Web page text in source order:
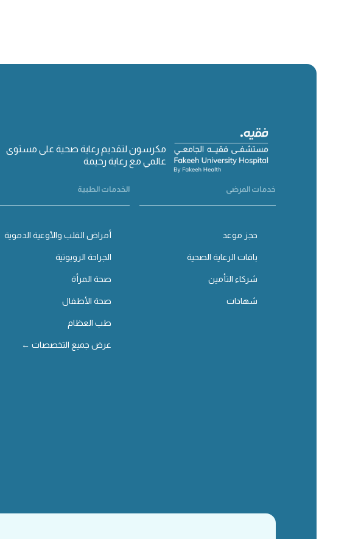
مكرسون لتقديم رعاية صحية على مستوى
عالمي مع رعاية رحيمة
خدمات المرضى
حجز موعد
باقات الرعاية الصحية
شركاء التأمين
شهادات
الخدمات الطبية
أمراض القلب والأوعية الدموية
الجراحة الروبوتية
صحة المرأة
صحة الأطفال
طب العظام
عرض جميع التخصصات ←